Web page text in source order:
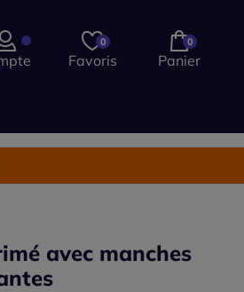
0
Favoris
0
Panier
avec manches